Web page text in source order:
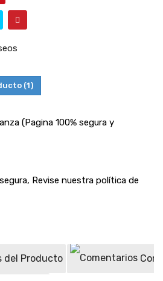
(1)
(Pagina 100% segura y
Revise nuestra política de
del Producto